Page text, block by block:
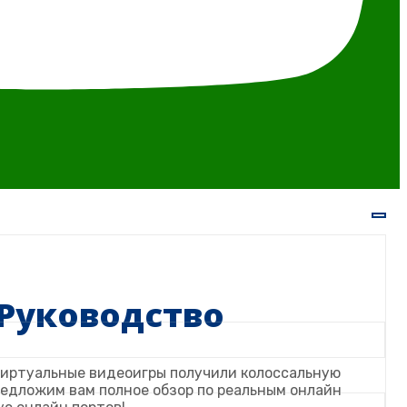
видеоигры получили колоссальную
вам полное обзор по реальным онлайн